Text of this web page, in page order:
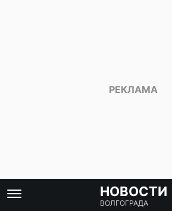
НОВОСТИ
ВОЛГОГРАДА